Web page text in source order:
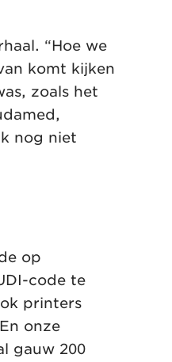
“Hoe we
komt kijken
zoals het
nog niet
op
code te
printers
onze
gauw 200